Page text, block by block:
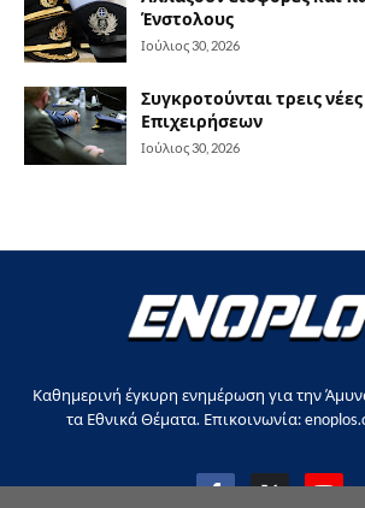
Ένστολους
Ιούλιος 30, 2026
Συγκροτούνται τρεις
Επιχειρήσεων
Ιούλιος 30, 2026
Καθημερινή έγκυρη ενημέρωση για την
τα Εθνικά Θέματα. Επικοινωνία: